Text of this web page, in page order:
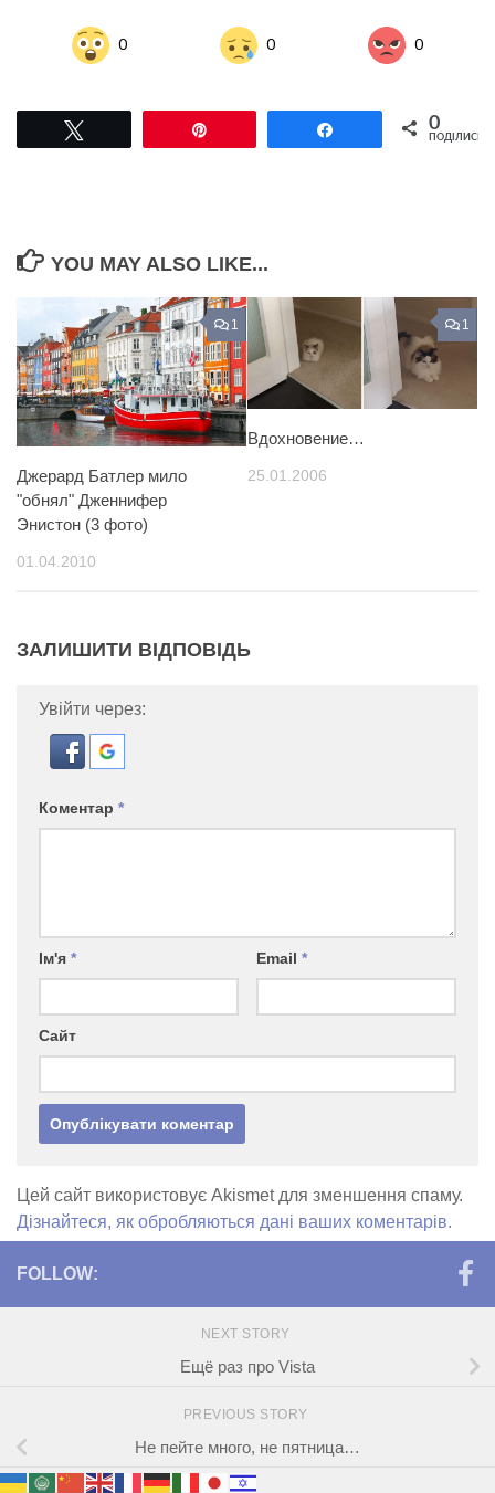
0 0 0
Поділитися0
ПОДІЛИСЬ
YOU MAY ALSO LIKE...
1
Джерард Батлер мило
"обнял" Дженнифер
Энистон (3 фото)
01.04.2010
1
Вдохновение…
25.01.2006
ЗАЛИШИТИ ВІДПОВІДЬ
Увійти через:
Коментар *
Ім'я * Email *
Сайт
Цей сайт використовує Akismet для зменшення спаму.
Дізнайтеся, як обробляються дані ваших коментарів.
FOLLOW:
NEXT STORY
Ещё раз про Vista
PREVIOUS STORY
Не пейте много, не пятница…